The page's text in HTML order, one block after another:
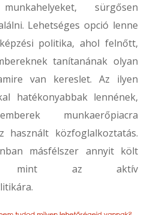
sürgősen
Lehetséges opció lenne
politika, ahol felnőtt,
tanítanának olyan
van kereslet. Az ilyen
hatékonyabbak lennének,
munkaerőpiacra
használt közfoglalkoztatás.
másfélszer annyit költ
mint az aktív